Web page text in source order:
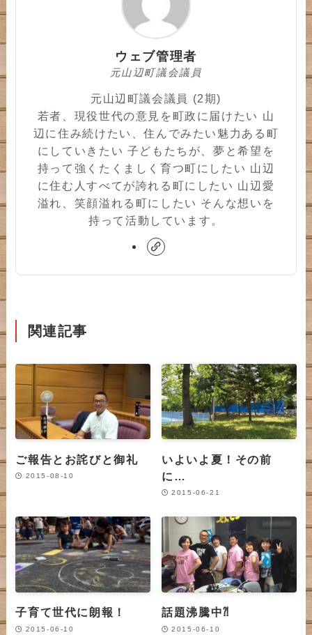
ウェブ管理者
元山辺町議会議員
元山辺町議会議員 (2期)
若者、現役世代の意見を町政に届けたい 山
辺に住み続けたい、住んでみたい魅力ある町
にしていきたい 子どもたちが、夢と希望を
持って強くたくましく育つ町にしたい 山辺
に住む人すべてが誇れる町にしたい 山辺愛
溢れ、笑顔溢れる町にしたい そんな想いを
持って活動しています。
関連記事
ご報告とお詫びと御礼
2015-08-10
いよいよ夏！その前
に…
2015-06-21
子育て世代に朗報！
2015-06-10
話題沸騰中⁈
2015-06-10